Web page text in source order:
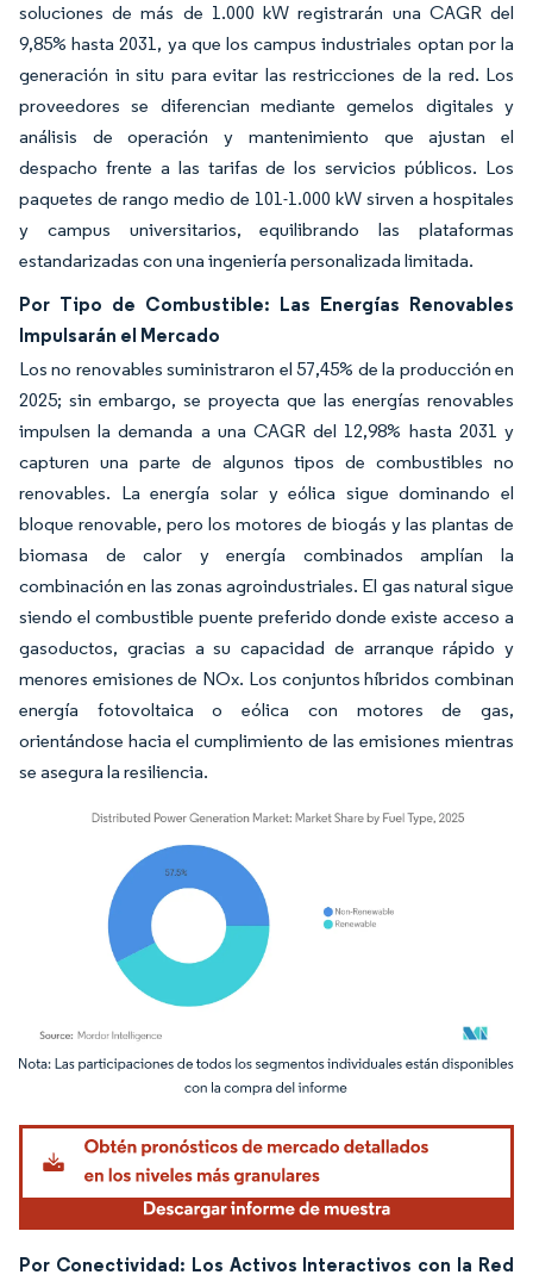
soluciones de más de 1.000 kW registrarán una CAGR del
9,85% hasta 2031, ya que los campus industriales optan por la
generación in situ para evitar las restricciones de la red. Los
proveedores se diferencian mediante gemelos digitales y
análisis de operación y mantenimiento que ajustan el
despacho frente a las tarifas de los servicios públicos. Los
paquetes de rango medio de 101-1.000 kW sirven a hospitales
y campus universitarios, equilibrando las plataformas
estandarizadas con una ingeniería personalizada limitada.
Por Tipo de Combustible: Las Energías Renovables
Impulsarán el Mercado
Los no renovables suministraron el 57,45% de la producción en
2025; sin embargo, se proyecta que las energías renovables
impulsen la demanda a una CAGR del 12,98% hasta 2031 y
capturen una parte de algunos tipos de combustibles no
renovables. La energía solar y eólica sigue dominando el
bloque renovable, pero los motores de biogás y las plantas de
biomasa de calor y energía combinados amplían la
combinación en las zonas agroindustriales. El gas natural sigue
siendo el combustible puente preferido donde existe acceso a
gasoductos, gracias a su capacidad de arranque rápido y
menores emisiones de NOx. Los conjuntos híbridos combinan
energía fotovoltaica o eólica con motores de gas,
orientándose hacia el cumplimiento de las emisiones mientras
se asegura la resiliencia.
Imagen © Mordor Intelligence. El uso requiere atribución según CC BY 4.0.
Por Conectividad: Los Activos Interactivos con la Red